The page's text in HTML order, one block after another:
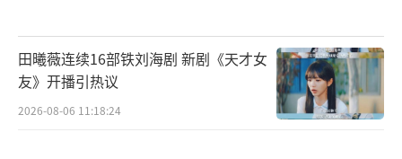
田曦薇连续16部铁刘海剧 新剧《天才女
友》开播引热议
2026-08-06 11:18:24